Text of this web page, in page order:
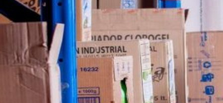
Sobre Protek
Trabaja con nosotros
Novedades